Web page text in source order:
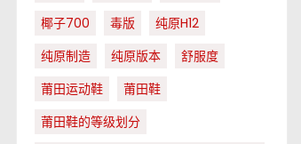
椰子700
毒版
纯原H12
纯原制造
纯原版本
舒服度
莆田运动鞋
莆田鞋
莆田鞋的等级划分